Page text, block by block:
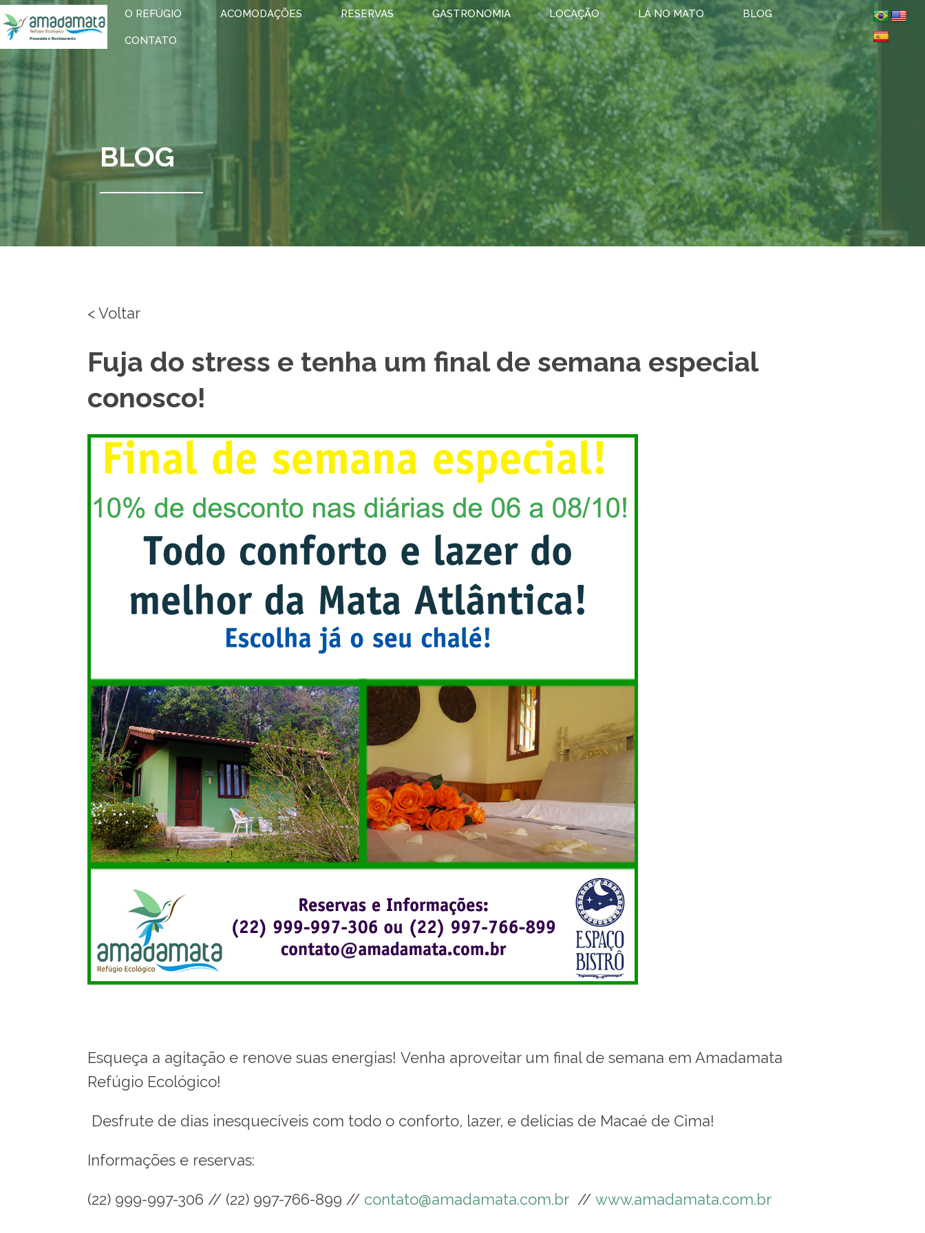
O REFÚGIO ACOMODAÇÕES RESERVAS GASTRONOMIA LOCAÇÃO LÁ NO MATO BLOG
CONTATO
BLOG
< Voltar
Fuja do stress e tenha um final de semana especial
conosco!
Esqueça a agitação e renove suas energias! Venha aproveitar um final de semana em Amadamata
Refúgio Ecológico!
Desfrute de dias inesquecíveis com todo o conforto, lazer, e delícias de Macaé de Cima!
Informações e reservas:
(22) 999-997-306 // (22) 997-766-899 // contato@amadamata.com.br // www.amadamata.com.br